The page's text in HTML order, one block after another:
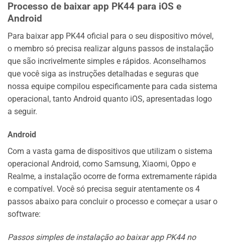
Processo de baixar app PK44 para iOS e
Android
Para baixar app PK44 oficial para o seu dispositivo móvel,
o membro só precisa realizar alguns passos de instalação
que são incrivelmente simples e rápidos. Aconselhamos
que você siga as instruções detalhadas e seguras que
nossa equipe compilou especificamente para cada sistema
operacional, tanto Android quanto iOS, apresentadas logo
a seguir.
Android
Com a vasta gama de dispositivos que utilizam o sistema
operacional Android, como Samsung, Xiaomi, Oppo e
Realme, a instalação ocorre de forma extremamente rápida
e compatível. Você só precisa seguir atentamente os 4
passos abaixo para concluir o processo e começar a usar o
software:
Passos simples de instalação ao baixar app PK44 no